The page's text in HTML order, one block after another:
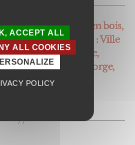
mesure en PVC, en bois,
en acier en Essonne : Ville
Leuville, La norville,
chéron, Briis-sur-forge,
ACCEPT ALL
ALL COOKIES
POLICY